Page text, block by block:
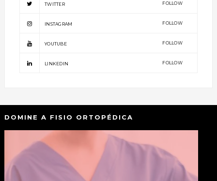
TWITTER FOLLOW
INSTAGRAM FOLLOW
YOUTUBE FOLLOW
LINKEDIN FOLLOW
DOMINE A FISIO ORTOPÉDICA